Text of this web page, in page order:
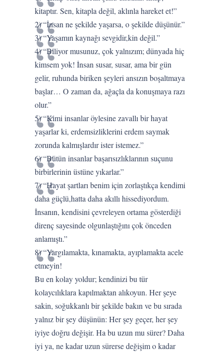
kitaptır. Sen, kitapla değil, aklınla hareket et!”
2) “İnsan ne şekilde yaşarsa, o şekilde düşünür.”
3) “Yaşamın kaynağı sevgidir,kin değil.”
4) “Biliyor musunuz, çok yalnızım; dünyada hiç
kimsem yok! İnsan susar, susar, ama bir gün
gelir, ruhunda biriken şeyleri ansızın boşaltmaya
başlar… O zaman da, ağaçla da konuşmaya razı
olur.”
5) “Kimi insanlar öylesine zavallı bir hayat
yaşarlar ki, erdemsizliklerini erdem saymak
zorunda kalmışlardır ister istemez.”
6) “Bütün insanlar başarısızlıklarının suçunu
birbirlerinin üstüne yıkarlar.”
7) “Hayat şartları benim için zorlaştıkça kendimi
daha güçlü,hatta daha akıllı hissediyordum.
İnsanın, kendisini çevreleyen ortama gösterdiği
direnç sayesinde olgunlaştığını çok önceden
anlamıştı.”
8) “Yargılamakta, kınamakta, ayıplamakta acele
etmeyin!
Bu en kolay yoldur; kendinizi bu tür
kolaycılıklara kapılmaktan alıkoyun. Her şeye
sakin, soğukkanlı bir şekilde bakın ve bu sırada
yalnız bir şey düşünün: Her şey geçer, her şey
iyiye doğru değişir. Ha bu uzun mu sürer? Daha
iyi ya, ne kadar uzun sürerse değişim o kadar